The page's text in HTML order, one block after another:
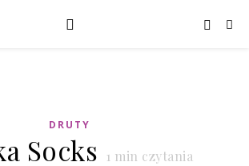
DRUTY
Socks 1 min czytania